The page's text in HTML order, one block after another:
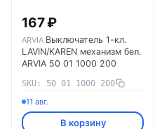
167 ₽
ARVIA Выключатель 1-кл.
LAVIN/KAREN механизм бел.
ARVIA 50 01 1000 200
SKU: 50 01 1000 200
11 авг.
В корзину